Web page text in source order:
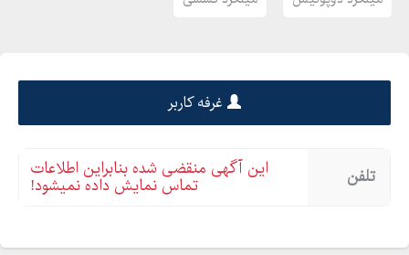
غرفه کاربر
تلفن این آگهی منقضی شده بنابراین اطلاعات
تماس نمایش داده نمیشود!